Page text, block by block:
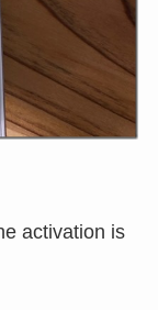
activation is